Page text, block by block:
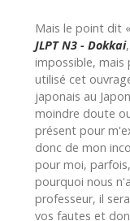
Mais le point dit
JLPT N3 - Dokkai
impossible, mais
utilisé cet
japonais au
moindre doute
présent pour
donc de mon
pour moi,
pourquoi nous
professeur, il
vos fautes et